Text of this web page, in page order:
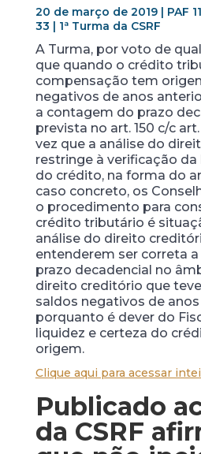
20 de março de 2019 | PAF
33 | 1ª Turma da CSRF
A Turma, por voto de
que quando o crédito
compensação tem
negativos de anos
a contagem do prazo
prevista no art. 150 c/c
vez que a análise do
restringe à verificação
do crédito, na forma do
caso concreto, os
o procedimento para
crédito tributário é
análise do direito
entenderem ser correta
prazo decadencial no
direito creditório que
saldos negativos de
porquanto é dever do
liquidez e certeza do
origem.
Clique aqui para acessar
Publicado
da CSRF